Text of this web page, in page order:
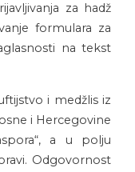
za hadž
formulara za
na tekst
i medžlis iz
i Hercegovine
a u polju
Odgovornost